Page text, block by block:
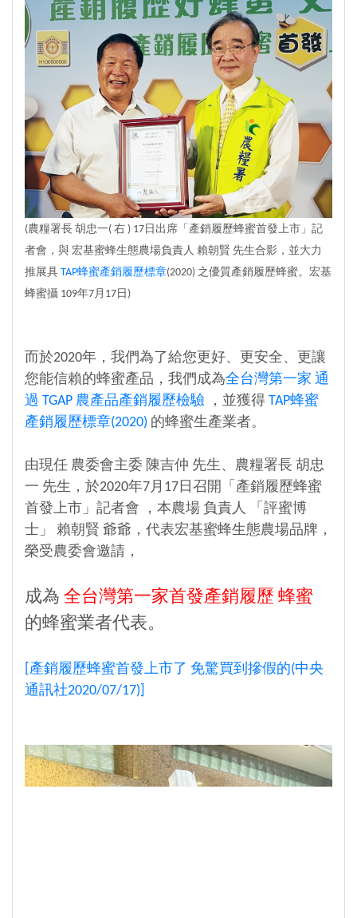
(農糧署長 胡忠一( 右 ) 17日出席「產銷履歷蜂蜜首發上市」記
者會，與 宏基蜜蜂生態農場負責人 賴朝賢 先生合影，並大力
推展具 TAP蜂蜜產銷履歷標章(2020) 之優質產銷履歷蜂蜜。宏基
蜂蜜攝 109年7月17日)
而於2020年，我們為了給您更好、更安全、更讓
您能信賴的蜂蜜產品，我們成為全台灣第一家 通
過 TGAP 農產品產銷履歷檢驗 ，並獲得 TAP蜂蜜
產銷履歷標章(2020) 的蜂蜜生產業者。
由現任 農委會主委 陳吉仲 先生、農糧署長 胡忠
一 先生，於2020年7月17日召開「產銷履歷蜂蜜
首發上市」記者會 ，本農場 負責人 「評蜜博
士」 賴朝賢 爺爺，代表宏基蜜蜂生態農場品牌，
榮受農委會邀請，
成為 全台灣第一家首發產銷履歷 蜂蜜
的蜂蜜業者代表。
[產銷履歷蜂蜜首發上市了 免驚買到摻假的(中央
通訊社2020/07/17)]